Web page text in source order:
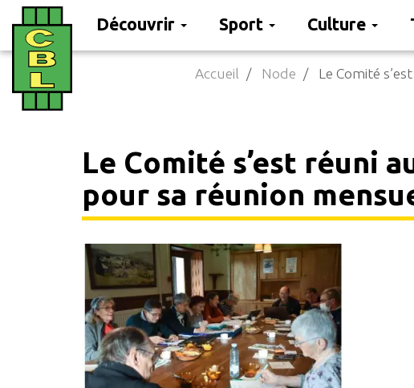
contenu
Découvrir Sport Culture
Accueil Node Le Comité
Le Comité s’est réuni
pour sa réunion